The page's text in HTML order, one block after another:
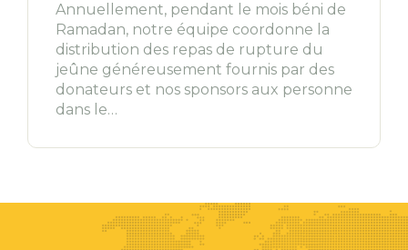
Annuellement, pendant le mois béni de
Ramadan, notre équipe coordonne la
distribution des repas de rupture du
jeûne généreusement fournis par des
donateurs et nos sponsors aux personne
dans le…